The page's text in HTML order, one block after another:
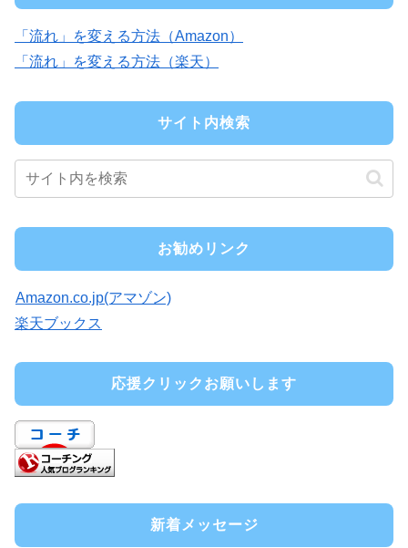
「流れ」を変える方法（Amazon）
「流れ」を変える方法（楽天）
サイト内検索
お勧めリンク
Amazon.co.jp(アマゾン)
楽天ブックス
応援クリックお願いします
新着メッセージ